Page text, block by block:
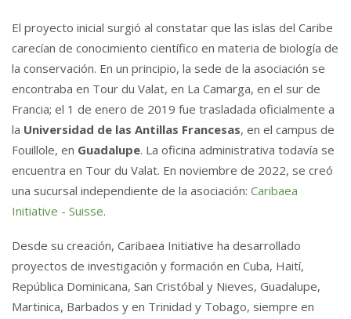
El proyecto inicial surgió al constatar que las islas del Caribe
carecían de conocimiento científico en materia de biología de
la conservación. En un principio, la sede de la asociación se
encontraba en Tour du Valat, en La Camarga, en el sur de
Francia; el 1 de enero de 2019 fue trasladada oficialmente a
la Universidad de las Antillas Francesas, en el campus de
Fouillole, en Guadalupe. La oficina administrativa todavía se
encuentra en Tour du Valat. En noviembre de 2022, se creó
una sucursal independiente de la asociación: Caribaea
Initiative - Suisse.
Desde su creación, Caribaea Initiative ha desarrollado
proyectos de investigación y formación en Cuba, Haití,
República Dominicana, San Cristóbal y Nieves, Guadalupe,
Martinica, Barbados y en Trinidad y Tobago, siempre en